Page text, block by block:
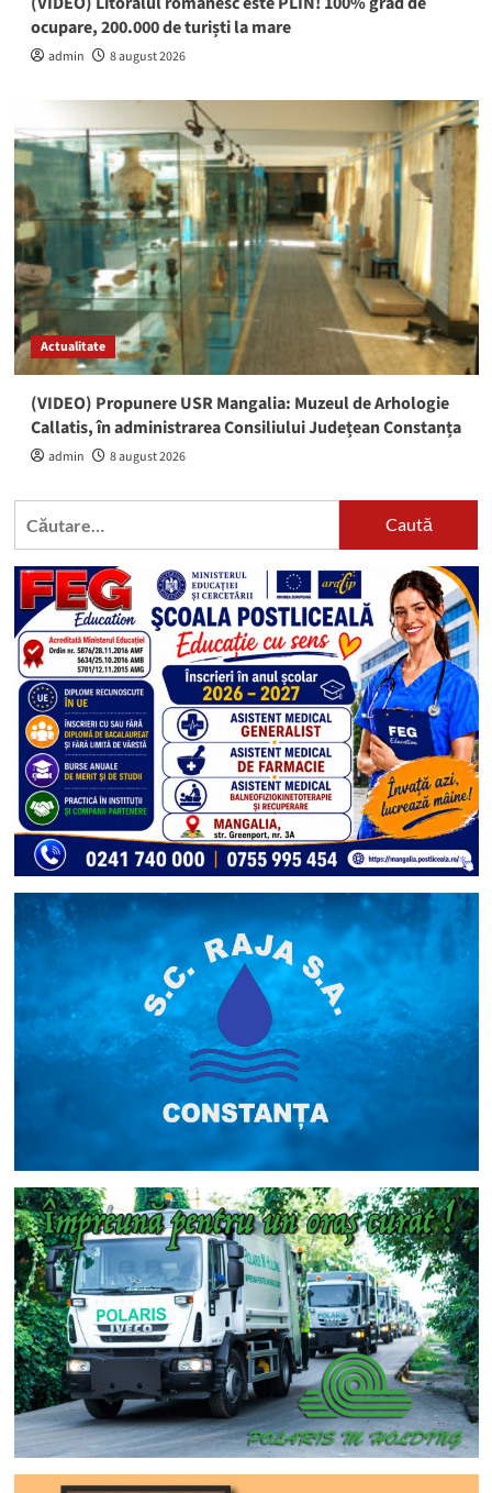
ocupare, 200.000 de turiști la mare
admin 8 august 2026
Actualitate
(VIDEO) Propunere USR Mangalia: Muzeul de Arhologie
Callatis, în administrarea Consiliului Județean Constanța
admin 8 august 2026